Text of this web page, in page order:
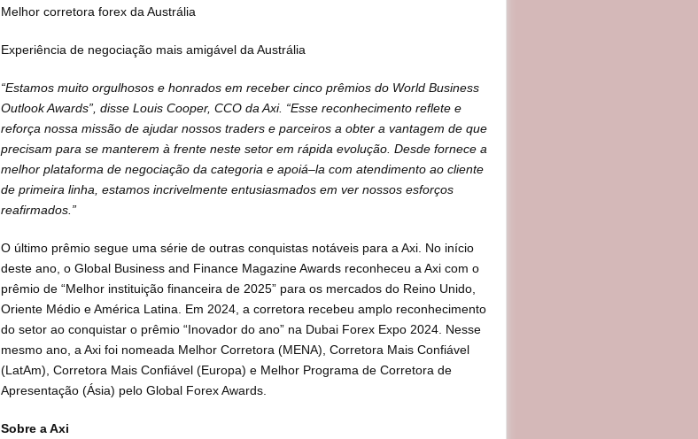
Melhor corretora forex da Austrália
Experiência de negociação mais amigável da Austrália
“Estamos muito orgulhosos e honrados em receber cinco prêmios do World Business
Outlook Awards”, disse Louis Cooper, CCO da Axi. “Esse reconhecimento reflete e
reforça nossa missão de ajudar nossos traders e parceiros a obter a vantagem de que
precisam para se manterem à frente neste setor em rápida evolução. Desde fornece a
melhor plataforma de negociação da categoria e apoiá–la com atendimento ao cliente
de primeira linha, estamos incrivelmente entusiasmados em ver nossos esforços
reafirmados.”
O último prêmio segue uma série de outras conquistas notáveis para a Axi. No início
deste ano, o Global Business and Finance Magazine Awards reconheceu a Axi com o
prêmio de “Melhor instituição financeira de 2025” para os mercados do Reino Unido,
Oriente Médio e América Latina. Em 2024, a corretora recebeu amplo reconhecimento
do setor ao conquistar o prêmio “Inovador do ano” na Dubai Forex Expo 2024. Nesse
mesmo ano, a Axi foi nomeada Melhor Corretora (MENA), Corretora Mais Confiável
(LatAm), Corretora Mais Confiável (Europa) e Melhor Programa de Corretora de
Apresentação (Ásia) pelo Global Forex Awards.
Sobre a Axi